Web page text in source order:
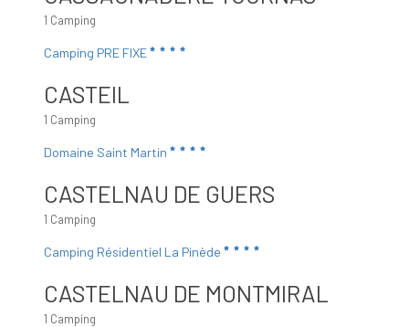
1 Camping
Camping PRE FIXE
CASTEIL
1 Camping
Domaine Saint Martin
CASTELNAU DE GUERS
1 Camping
Camping Résidentiel La Pinède
CASTELNAU DE MONTMIRAL
1 Camping